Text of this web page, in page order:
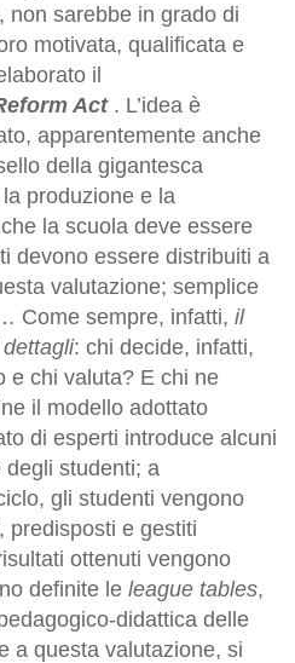
non sarebbe in grado di
motivata, qualificata e
il
Act . L’idea è
apparentemente anche
della gigantesca
produzione e la
la scuola deve essere
devono essere distribuiti a
valutazione; semplice
Come sempre, infatti, il
: chi decide, infatti,
e chi valuta? E chi ne
il modello adottato
di esperti introduce alcuni
studenti; a
gli studenti vengono
predisposti e gestiti
ottenuti vengono
definite le league tables,
didattica delle
a questa valutazione, si